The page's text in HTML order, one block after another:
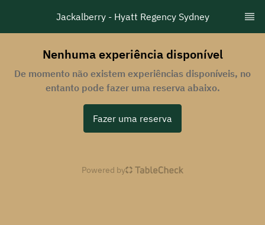
Jackalberry - Hyatt Regency Sydney
Nenhuma experiência disponível
De momento não existem experiências disponíveis, no
entanto pode fazer uma reserva abaixo.
Fazer uma reserva
Powered by